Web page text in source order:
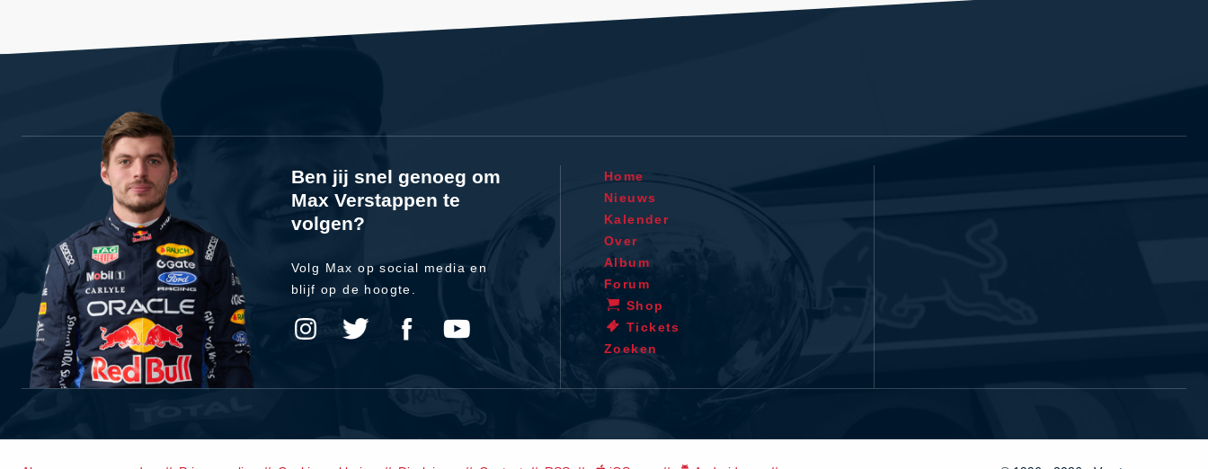
Ben jij snel genoeg om
Max Verstappen te
volgen?
Volg Max op social media en
blijf op de hoogte.
Home
Nieuws
Kalender
Over
Album
Forum
Shop
Tickets
Zoeken